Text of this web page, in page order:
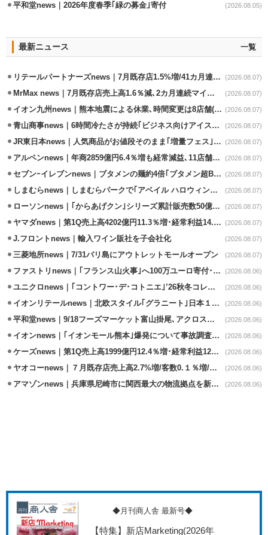
平和堂news｜2026年度春季｢緑の募金｣寄付 (2026.08.05)
最新ニュース 一覧
リテールパートナーズnews｜7月既存店1.5%増/41カ月連続増 (2026.08.07)
MrMax news｜7月既存店売上高1.6％減､2カ月連続マイナス (2026.08.07)
イオン九州news｜熊本地震による休業､時間変更は8店舗(8/7時点) (2026.08.07)
青山商事news｜6時間冷たさが持続｢ビジネス向けアイスベスト｣発売 (2026.08.07)
JR東日本news｜人気商品がお値段そのまま｢増量フェス｣8/18から開催 (2026.08.07)
アルペンnews｜年商2859億円6.4％増も経常減益､11店舗出店、4店閉鎖 (2026.08.07)
セブンｰイレブンnews｜ブタメンの麺約4倍｢ブタメン超BIG｣8/11から限定発売 (2026.08.07)
しまむらnews｜しまむらパークで｢アベイル ハロウィンじゅんびフェア｣開催 (2026.08.07)
ローソンnews｜｢からあげクン｣シリーズ累計販売数50億食突破 (2026.08.07)
ヤマダnews｜第1Q売上高4202億円11.3％増･経常利益14.5％増 (2026.08.07)
J.フロントnews｜輸入ワイン販社を子会社化 (2026.08.07)
三菱地所news｜7/31バリ島にアウトレットモールオープン (2026.08.07)
ファストリnews｜｢フランス山火事｣へ100万ユーロ寄付･衣料5万点も提供 (2026.08.06)
ユニクロnews｜｢コントワー･デ･コトニエ｣’26秋冬コレクション8/28発売 (2026.08.06)
イオンリテールnews｜北欧スタイル｢グラニート｣日本１号店を自由が丘に開業 (2026.08.06)
平和堂news｜9/18フーズマーケット富山掛尾､アクロスプラザ内に出店 (2026.08.06)
イオンnews｜｢イオンモール熊本｣爆発について事故調査委員会設置 (2026.08.06)
ケーズnews｜第1Q売上高1999億円12.4％増･経常利益125.0%増 (2026.08.06)
ヤオコーnews｜７月既存店売上高2.7%増/客数0.１％増/客単価2.6％増 (2026.08.06)
アマゾンnews｜兵庫県尼崎市に関西最大の物流拠点を新設・市内2拠点目 (2026.08.06)
◆月刊商人舎 最新号◆
【特集】新店Marketing(2026年